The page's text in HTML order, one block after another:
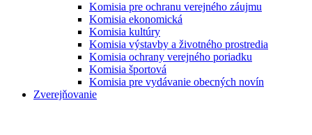
Komisia pre ochranu verejného záujmu
Komisia ekonomická
Komisia kultúry
Komisia výstavby a životného prostredia
Komisia ochrany verejného poriadku
Komisia športová
Komisia pre vydávanie obecných novín
Zverejňovanie